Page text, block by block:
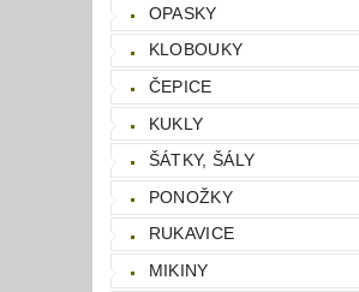
OPASKY
KLOBOUKY
ČEPICE
KUKLY
ŠÁTKY, ŠÁLY
PONOŽKY
RUKAVICE
MIKINY